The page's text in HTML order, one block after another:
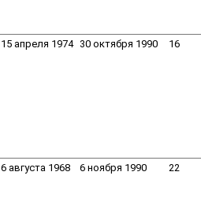
15 апреля 1974 30 октября 1990 16
6 августа 1968 6 ноября 1990 22